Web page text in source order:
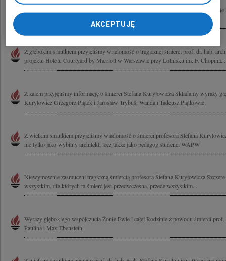
Wstrząśnięci tragiczną śmiercią Stefana - Funia składamy wyrazy współczucia
Z głębokim smutkiem przyjęliśmy wiadomość o tragicznej śmierci prof. dr. hab.
projektu Hotelu Courtyard by Marriott w Warszawie przy Lotnisku im. F.
Z żalem przyjęliśmy informację o śmierci Stefana Kuryłowicza Składamy wyrazy
Kuryłowicz Grzegorz Piątek i Jarosław Trybuś, Wanda i Tadeusz Piątkowie
Z wielkim smutkiem przyjęliśmy wiadomość o śmierci profesora Stefana
nie tylko jako wybitny architekt, lecz także jako pedagog studenci WAPW
Niewymownie zasmuceni tragiczną śmiercią profesora Stefana Kuryłowicza
wszystkim, dla których ta śmierć jest przedwczesna, przede wszystkim...
Wyrazy głębokiego współczucia Żonie Ewie i całej Rodzinie z powodu śmierci prof.
Paulina i Max Ebenstein
AKCEPTUJĘ